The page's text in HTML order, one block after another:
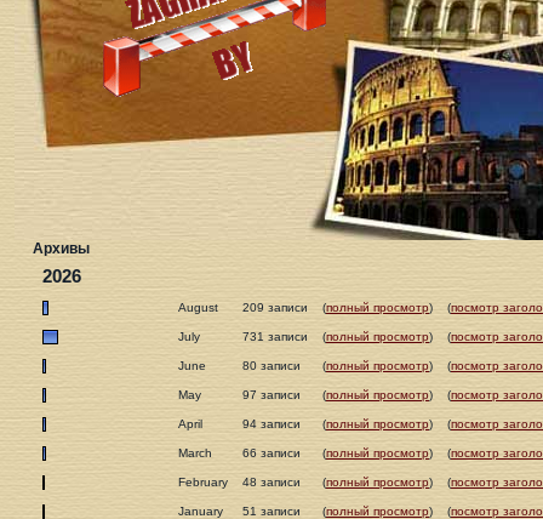
Архивы
2026
August 209 записи (полный просмотр) (посмотр
July 731 записи (полный просмотр) (посмотр
June 80 записи (полный просмотр) (посмотр
May 97 записи (полный просмотр) (посмотр
April 94 записи (полный просмотр) (посмотр
March 66 записи (полный просмотр) (посмотр
February 48 записи (полный просмотр) (посмотр
January 51 записи (полный просмотр) (посмотр